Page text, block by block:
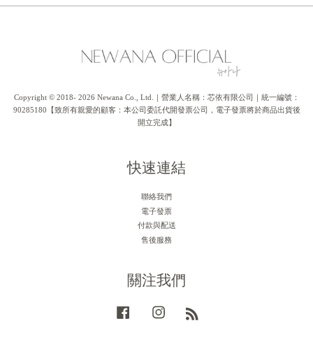
Copyright © 2018- 2026 Newana Co., Ltd.｜營業人名稱：芯依有限公司｜統一編號：
90285180【致所有親愛的顧客：本公司委託代開發票公司，電子發票將於商品出貨後
開立完成】
快速連結
聯絡我們
電子發票
付款與配送
售後服務
關注我們
Facebook Instagram